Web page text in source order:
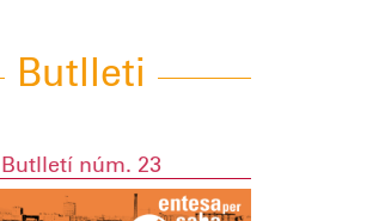
Butlleti
Butlletí núm. 23